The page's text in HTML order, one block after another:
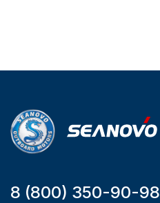
8 (800) 350-90-98